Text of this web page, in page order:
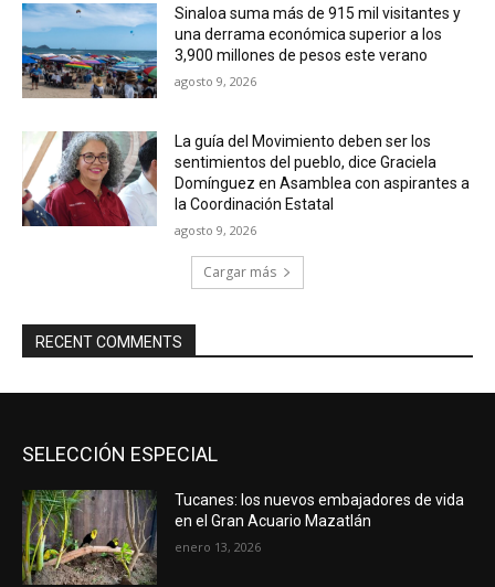
Sinaloa suma más de 915 mil visitantes y
una derrama económica superior a los
3,900 millones de pesos este verano
agosto 9, 2026
La guía del Movimiento deben ser los
sentimientos del pueblo, dice Graciela
Domínguez en Asamblea con aspirantes a
la Coordinación Estatal
agosto 9, 2026
Cargar más
RECENT COMMENTS
SELECCIÓN ESPECIAL
Tucanes: los nuevos embajadores de vida
en el Gran Acuario Mazatlán
enero 13, 2026